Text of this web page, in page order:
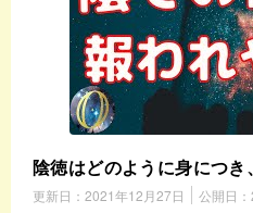
陰徳はどのように身につき
更新日： 2021年12月27日 公開日：